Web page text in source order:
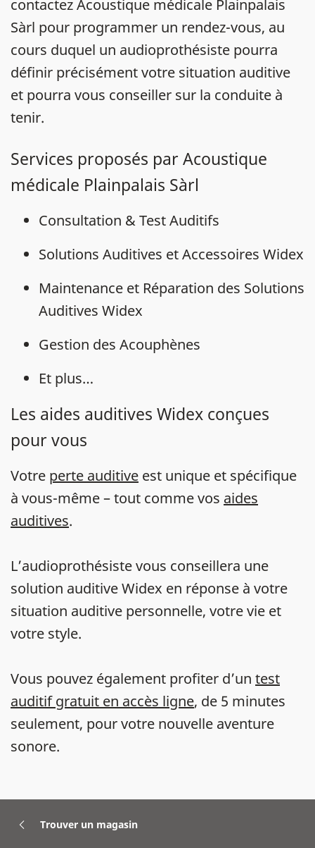
contactez Acoustique médicale Plainpalais
Sàrl pour programmer un rendez-vous, au
cours duquel un audioprothésiste pourra
définir précisément votre situation auditive
et pourra vous conseiller sur la conduite à
tenir.
Services proposés par Acoustique
médicale Plainpalais Sàrl
Consultation & Test Auditifs
Solutions Auditives et Accessoires Widex
Maintenance et Réparation des Solutions
Auditives Widex
Gestion des Acouphènes
Et plus…
Les aides auditives Widex conçues
pour vous
Votre perte auditive est unique et spécifique
à vous-même – tout comme vos aides
auditives.
L’audioprothésiste vous conseillera une
solution auditive Widex en réponse à votre
situation auditive personnelle, votre vie et
votre style.
Vous pouvez également profiter d’un test
auditif gratuit en accès ligne, de 5 minutes
seulement, pour votre nouvelle aventure
sonore.
Trouver un magasin